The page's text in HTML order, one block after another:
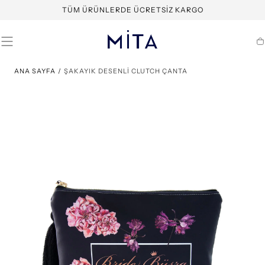
TÜM ÜRÜNLERDE ÜCRETSIZ KARGO
ANA SAYFA / ŞAKAYIK DESENLİ CLUTCH ÇANTA